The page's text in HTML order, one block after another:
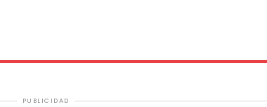
PUBLICIDAD